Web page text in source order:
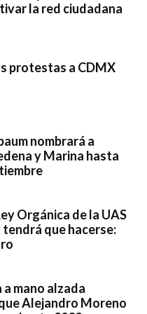
la red ciudadana
protestas a CDMX
nombrará a
y Marina hasta
Orgánica de la UAS
tendrá que hacerse:
a mano alzada
Alejandro Moreno